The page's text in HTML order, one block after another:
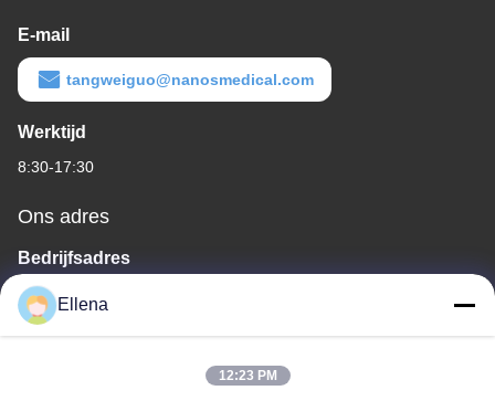
E-mail
tangweiguo@nanosmedical.com
Werktijd
8:30-17:30
Ons adres
Bedrijfsadres
Nr 11, District 9, de Industriële Haven van Huayin, Nr 618, Road
van het Westenkelin, Chengdu-de Wetenschap van Detroit &
Industrieel de Ontwikkelingspark van Technologie, Wenjiang-
Ellena
12:23 PM